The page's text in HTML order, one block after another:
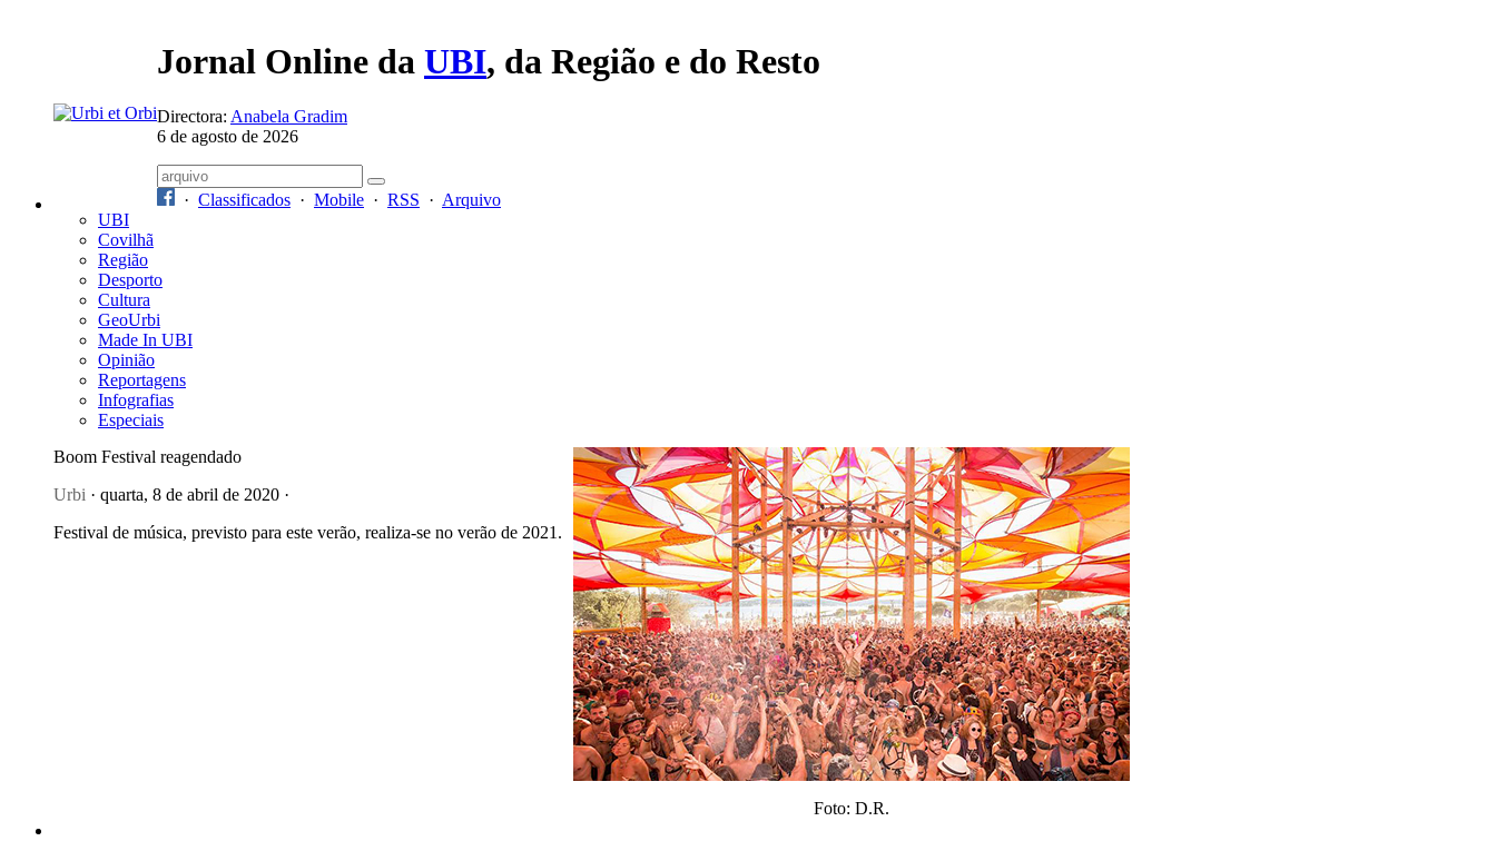
Jornal Online da UBI, da Região e do Resto
Directora: Anabela Gradim
6 de agosto de 2026
· Classificados · Mobile · RSS · Arquivo
UBI
Covilhã
Região
Desporto
Cultura
GeoUrbi
Made In UBI
Opinião
Reportagens
Infografias
Especiais
Boom Festival reagendado
Urbi · quarta, 8 de abril de 2020 ·
Festival de música, previsto para este verão, realiza-se no verão de 2021.
Foto: D.R.